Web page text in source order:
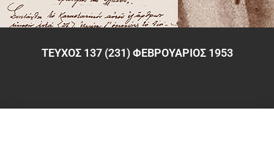
ΤΕΥΧΟΣ 137 (231) ΦΕΒΡΟΥΑΡΙΟΣ 1953